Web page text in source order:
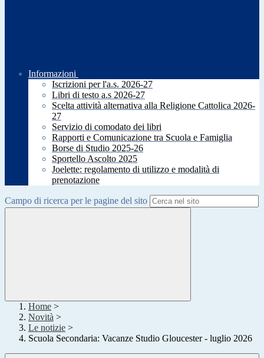
Informazioni
Iscrizioni per l'a.s. 2026-27
Libri di testo a.s 2026-27
Scelta attività alternativa alla Religione Cattolica 2026-
27
Servizio di comodato dei libri
Rapporti e Comunicazione tra Scuola e Famiglia
Borse di Studio 2025-26
Sportello Ascolto 2025
Joelette: regolamento di utilizzo e modalità di
prenotazione
Campo di ricerca per le pagine del sito
Home >
Novità >
Le notizie >
Scuola Secondaria: Vacanze Studio Gloucester - luglio 2026